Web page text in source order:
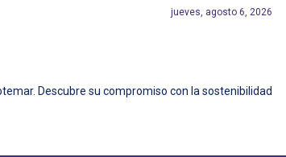
jueves, agosto 6, 2026